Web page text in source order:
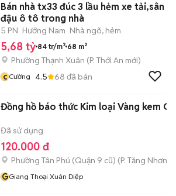
Bán nhà tx33 đúc 3 lầu hẻm xe tải,sân
đậu ô tô trong nhà
5 PN Hướng Nam Nhà ngõ, hẻm
5,68 tỷ 84 tr/m² 68 m²
Phường Thạnh Xuân (P. Thới An mới)
c Cường 4.5 68 đã bán
Đồng hồ báo thức Kim loại Vàng kem
Đã sử dụng
120.000 đ
Phường Tân Phú (Quận 9 cũ) (P. Tăng Nhơn
GGiang Thoại Xuân Diệp